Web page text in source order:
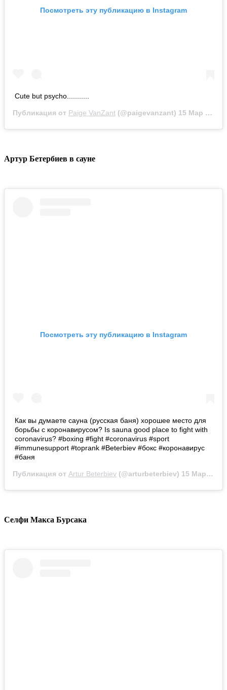
Посмотреть эту публикацию в Instagram
Cute but psycho...........
Публикация от Paige VanZant (@paigevanzant) 15 Мар 2020 в 10:41 PDT
Артур Бетербиев в сауне
Посмотреть эту публикацию в Instagram
Как вы думаете сауна (русская баня) хорошее место для
борьбы с коронавирусом? Is sauna good place to fight with
coronavirus? #boxing #fight #coronavirus #sport
#immunesupport #toprank #Beterbiev #бокс #коронавирус
#баня
Публикация от Artur Beterbiev (@arturbeterbiev) 15 Мар 2020 в 10:02 PDT
Селфи Макса Бурсака